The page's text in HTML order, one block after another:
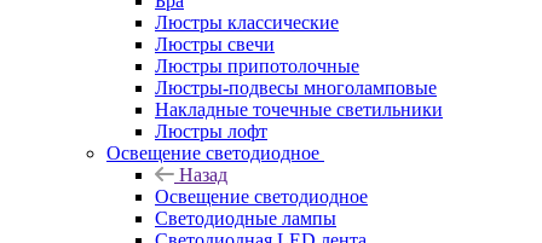
Люстры классические
Люстры свечи
Люстры припотолочные
Люстры-подвесы многоламповые
Накладные точечные светильники
Люстры лофт
Освещение светодиодное
Назад
Освещение светодиодное
Светодиодные лампы